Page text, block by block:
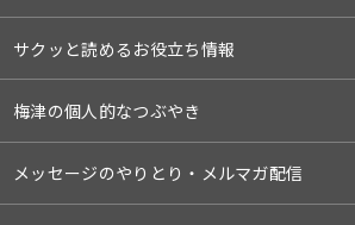
サクッと読めるお役立ち情報
梅津の個人的なつぶやき
メッセージのやりとり・メルマガ配信